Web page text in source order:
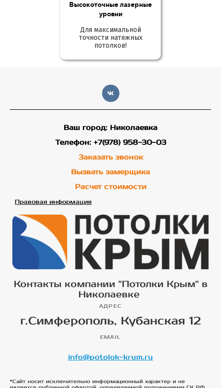
Высокоточные лазерные
уровни
Для максимальной
точности натяжных
потолков!
Ваш город: Николаевка
Телефон: +7(978) 958-30-03
Заказать звонок
Вызвать замерщика
Расчет стоимости
Правовая информация
Контакты компании "Потолки Крым" в
Николаевке
АДРЕС
г.Симферополь, Кубанская 12
EMAIL
info@potolok-krum.ru
*Сайт носит исключительно информационный характер и не